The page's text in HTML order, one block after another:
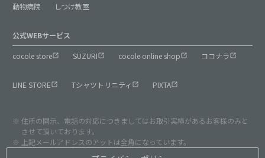
動物病院 しつけ教室
公式WEBサービス
cocole store SUZURI cocole online shop ココナラ
LINE STORE Tシャツトリニティ PIXTA
住所の開示、電話の対応につきましてはお取引実績があるお客様のみと
させて頂いております。
上記メールアドレスのアットは全角になっています。